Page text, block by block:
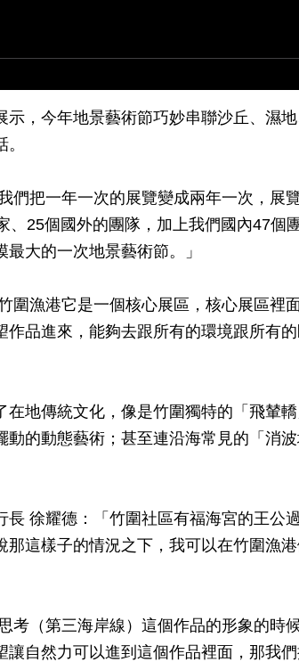
示，今年地景藝術節巧妙串聯沙丘、濕
們把一年一次的展覽變成兩年一次，展
、25個國外的團隊，加上我們國內47個
大的一次地景藝術節。」
圍漁港它是一個核心展區，核心展區裡
作品進來，能夠去跟所有的環境跟所有
在地傳統文化，像是竹圍獨特的「飛輦
動的動態藝術；甚至連沿海常見的「消
長 徐耀德：「竹圍社區有福海宮的王公
那這樣子的情況之下，我可以在竹圍漁
考（第三海岸線）這個作品的形象的時
讓自然力可以進到這個作品裡面，那我